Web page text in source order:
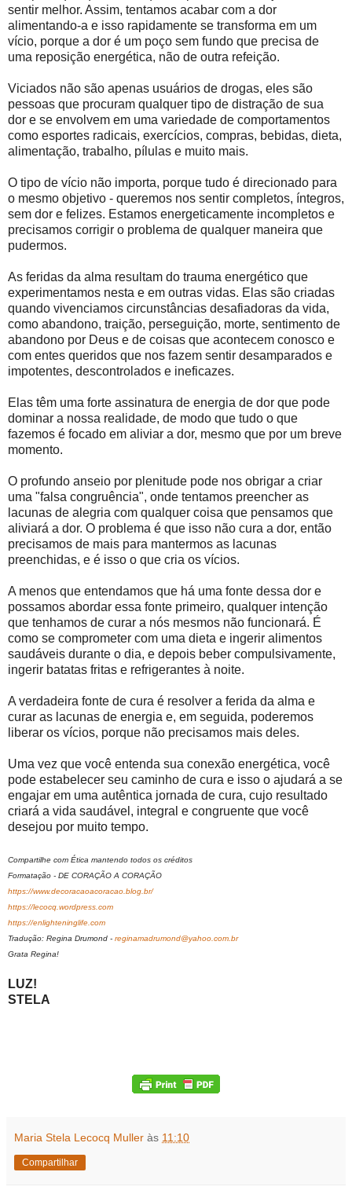
sentir melhor. Assim, tentamos acabar com a dor
alimentando-a e isso rapidamente se transforma em um
vício, porque a dor é um poço sem fundo que precisa de
uma reposição energética, não de outra refeição.
Viciados não são apenas usuários de drogas, eles são
pessoas que procuram qualquer tipo de distração de sua
dor e se envolvem em uma variedade de comportamentos
como esportes radicais, exercícios, compras, bebidas, dieta,
alimentação, trabalho, pílulas e muito mais.
O tipo de vício não importa, porque tudo é direcionado para
o mesmo objetivo - queremos nos sentir completos, íntegros,
sem dor e felizes. Estamos energeticamente incompletos e
precisamos corrigir o problema de qualquer maneira que
pudermos.
As feridas da alma resultam do trauma energético que
experimentamos nesta e em outras vidas. Elas são criadas
quando vivenciamos circunstâncias desafiadoras da vida,
como abandono, traição, perseguição, morte, sentimento de
abandono por Deus e de coisas que acontecem conosco e
com entes queridos que nos fazem sentir desamparados e
impotentes, descontrolados e ineficazes.
Elas têm uma forte assinatura de energia de dor que pode
dominar a nossa realidade, de modo que tudo o que
fazemos é focado em aliviar a dor, mesmo que por um breve
momento.
O profundo anseio por plenitude pode nos obrigar a criar
uma "falsa congruência", onde tentamos preencher as
lacunas de alegria com qualquer coisa que pensamos que
aliviará a dor. O problema é que isso não cura a dor, então
precisamos de mais para mantermos as lacunas
preenchidas, e é isso o que cria os vícios.
A menos que entendamos que há uma fonte dessa dor e
possamos abordar essa fonte primeiro, qualquer intenção
que tenhamos de curar a nós mesmos não funcionará. É
como se comprometer com uma dieta e ingerir alimentos
saudáveis ​​durante o dia, e depois beber compulsivamente,
ingerir batatas fritas e refrigerantes à noite.
A verdadeira fonte de cura é resolver a ferida da alma e
curar as lacunas de energia e, em seguida, poderemos
liberar os vícios, porque não precisamos mais deles.
Uma vez que você entenda sua conexão energética, você
pode estabelecer seu caminho de cura e isso o ajudará a se
engajar em uma autêntica jornada de cura, cujo resultado
criará a vida saudável, integral e congruente que você
desejou por muito tempo.
Compartilhe com Ética mantendo todos os créditos
Formatação - DE CORAÇÃO A CORAÇÃO
https://www.decoracaoacoracao.blog.br/
https://lecocq.wordpress.com
https://enlighteninglife.com
Tradução: Regina Drumond - reginamadrumond@yahoo.com.br
Grata Regina!
LUZ!
STELA
Maria Stela Lecocq Muller às 11:10
Compartilhar